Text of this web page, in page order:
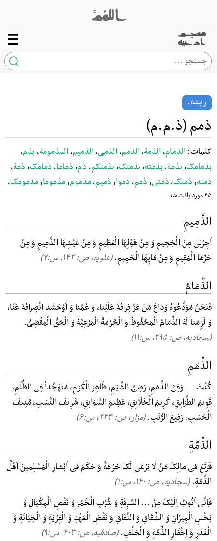
ریشه:
ذمم (ذ.م.م)
کلمات:الذمام،الذمة،الذمم،الذمی،الذمیم،المذمومة، بذم،
بذمامک، بذمة، بذمته، بذمتک، بذمتکم، ذم، ذماما، ذمامک، ذمة،
ذمته، ذمتک، ذمتی، ذمم، ذموا، ذمیم،مذموم،مذموما،مذمومک،
۶۵ مورد یافت شد
الذَّمِیمِ
اَجِرْنِی مِنَ الْجَحِیمِ وَ مِنْ هَوْلِهَا الْعَظِیمِ وَ مِنْ عَیْشِهَا الذَّمِیمِ وَ مِنْ
حَرِّهَا الْمُقِیمِ وَ مِنْ مَایِهَا الْحَمِیمِ.(علویه، ص: ۱۴۳, س:۷)
الذِّمَامُ
فَنَحْنُ مُوَدِّعُوهُ وَداعَ مَنْ عَزَّ فِراقُهُ عَلَیْنا، وَ غَمَّنا وَ اَوْحَشَنا انْصِرافُهُ عَنّا،
وَ لَزِمَنا لَهُ الذِّمامُ الْمَحْفُوظُ وَ الْحُرْمَةُ الْمَرْعِیَّهُ وَ الْحَقُّ الْمَقْضِیُّ.
(سجادیه، ص: ۲۹۵, س:۱۱)
الذِّمَمِ
کُنْتَ ... وَفِیَّ الذِّمَمِ، رَضِیَّ الشِّیَمِ، ظَاهِرَ الْکَرَمِ، مُتَهَجِّداً فِی الظُّلَمِ،
قَوِیمَ الطَّرَایِقِ، کَرِیمَ الْخَلَایِقِ، عَظِیمَ السَّوَابِقِ، شَرِیفَ النَّسَبِ، مُنِیفَ
الْحَسَبِ، رَفِیعَ الرُّتَبِ.(مزار، ص: ۲۳۳, س:۶)
الذِّمَّةِ
فَرَتَعَ فی مالِکَ مَنْ لَا یَرْعی لَکَ حُرْمَةً وَ حَکَمَ فی اَبْشارِ الْمُسْلِمینَ اَهْلُ
الذِّمَّةِ.(سجادیه، ص: ۱۴۰, س:۱)
فَاِنِّی اَتُوبُ اِلَیْکَ مِنْ ... السَّرِقَةِ وَ شُرْبِ الْخَمْرِ وَ نَقْصِ الْمِکْیَالِ وَ
بَخْسِ الْمِیزَانِ وَ الشِّقَاقِ وَ النِّفَاقِ وَ نَقْضِ الْعَهْدِ وَ الْفِرْیَةِ وَ الْخِیَانَةِ وَ
الْغَدْرِ وَ اِخْفَارِ الذِّمَّةِ وَ الْحَلْفِ.(صادقیه، ص: ۴۰۳, س:۹)